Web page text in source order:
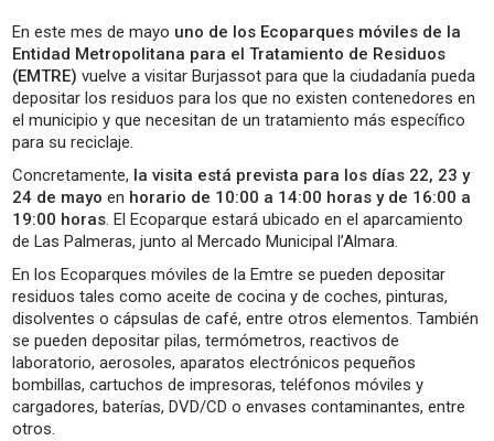
En este mes de mayo uno de los Ecoparques móviles de la
Entidad Metropolitana para el Tratamiento de Residuos
(EMTRE) vuelve a visitar Burjassot para que la ciudadanía pueda
depositar los residuos para los que no existen contenedores en
el municipio y que necesitan de un tratamiento más específico
para su reciclaje.
Concretamente, la visita está prevista para los días 22, 23 y
24 de mayo en horario de 10:00 a 14:00 horas y de 16:00 a
19:00 horas. El Ecoparque estará ubicado en el aparcamiento
de Las Palmeras, junto al Mercado Municipal l’Almara.
En los Ecoparques móviles de la Emtre se pueden depositar
residuos tales como aceite de cocina y de coches, pinturas,
disolventes o cápsulas de café, entre otros elementos. También
se pueden depositar pilas, termómetros, reactivos de
laboratorio, aerosoles, aparatos electrónicos pequeños
bombillas, cartuchos de impresoras, teléfonos móviles y
cargadores, baterías, DVD/CD o envases contaminantes, entre
otros.